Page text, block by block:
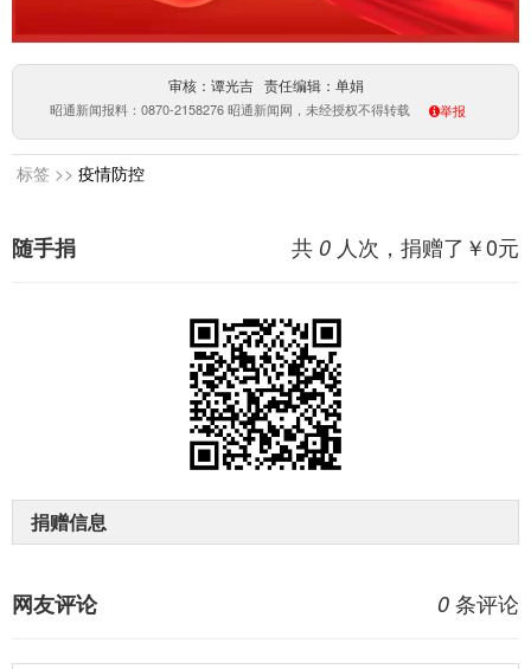
审核：谭光吉 责任编辑：单娟
昭通新闻报料：0870-2158276 昭通新闻网，未经授权不得转载 举报
标签 >> 疫情防控
共 0 人次，捐赠了￥0元
随手捐
捐赠信息
0 条评论
网友评论